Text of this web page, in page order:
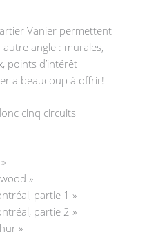
Vanier permettent
angle : murales,
points d’intérêt
a beaucoup à offrir!
cinq circuits
»
partie 1 »
partie 2 »
»